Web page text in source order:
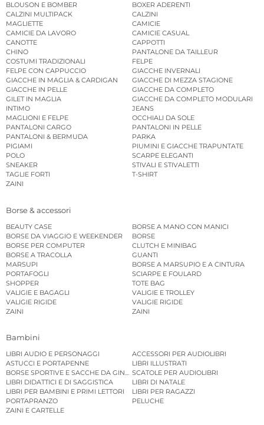
BLOUSON E BOMBER
BOXER ADERENTI
CALZINI MULTIPACK
CALZINI
MAGLIETTE
CAMICIE
CAMICIE DA LAVORO
CAMICIE CASUAL
CANOTTE
CAPPOTTI
CHINO
PANTALONE DA TAILLEUR
COSTUMI TRADIZIONALI
FELPE
FELPE CON CAPPUCCIO
GIACCHE INVERNALI
GIACCHE IN MAGLIA & CARDIGAN
GIACCHE DI MEZZA STAGIONE
GIACCHE IN PELLE
GIACCHE DA COMPLETO
GILET IN MAGLIA
GIACCHE DA COMPLETO MODULARI
INTIMO
JEANS
MAGLIONI E FELPE
OCCHIALI DA SOLE
PANTALONI CARGO
PANTALONI IN PELLE
PANTALONI & BERMUDA
PARKA
PIGIAMI
PIUMINI E GIACCHE TRAPUNTATE
POLO
SCARPE ELEGANTI
SNEAKER
STIVALI E STIVALETTI
TAGLIE FORTI
T-SHIRT
ZAINI
Borse & accessori
BEAUTY CASE
BORSE A MANO CON MANICI
BORSE DA VIAGGIO E WEEKENDER
BORSE
BORSE PER COMPUTER
CLUTCH E MINIBAG
BORSE A TRACOLLA
GUANTI
MARSUPI
BORSE A MARSUPIO E A CINTURA
PORTAFOGLI
SCIARPE E FOULARD
SHOPPER
TOTE BAG
VALIGIE E BAGAGLI
VALIGIE E TROLLEY
VALIGIE RIGIDE
VALIGIE RIGIDE
ZAINI
ZAINI
Bambini
LIBRI AUDIO E PERSONAGGI
ACCESSORI PER AUDIOLIBRI
ASTUCCI E PORTAPENNE
LIBRI ILLUSTRATI
BORSE SPORTIVE E SACCHE DA GINNASTICASCATOLE PER AUDIOLIBRI
LIBRI DIDATTICI E DI SAGGISTICA
LIBRI DI NATALE
LIBRI PER BAMBINI E PRIMI LETTORI
LIBRI PER RAGAZZI
PORTAPRANZO
PELUCHE
ZAINI E CARTELLE